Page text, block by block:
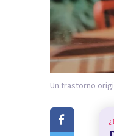
Un trastorno